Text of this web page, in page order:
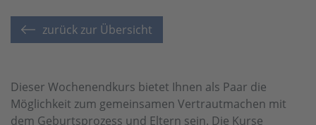
zurück zur Übersicht
Dieser Wochenendkurs bietet Ihnen als Paar die
Möglichkeit zum gemeinsamen Vertrautmachen mit
dem Geburtsprozess und Eltern sein. Die Kurse